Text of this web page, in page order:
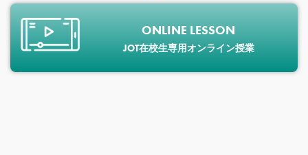
ONLINE LESSON
JOT在校生専用オンライン授業